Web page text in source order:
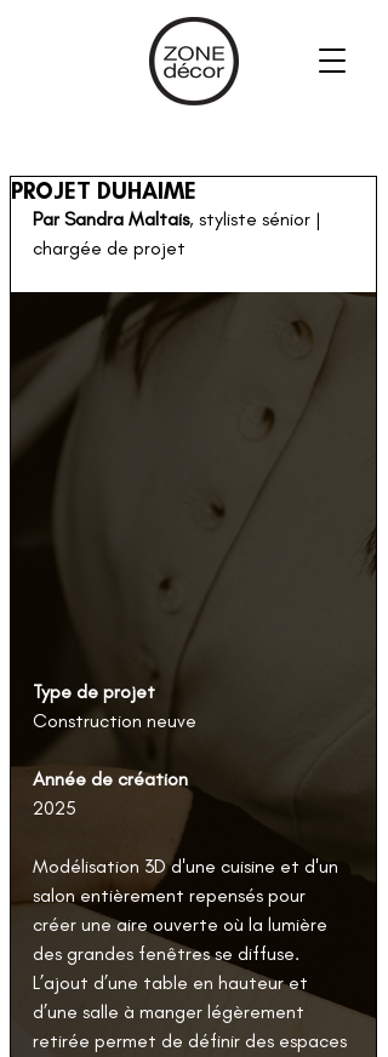
PROJET DUHAIME
Par Sandra Maltais, styliste sénior |
chargée de projet
Type de projet
Construction neuve
Année de création
2025
Modélisation 3D d'une cuisine et d'un
salon entièrement repensés pour
créer une aire ouverte où la lumière
des grandes fenêtres se diffuse.
L’ajout d’une table en hauteur et
d’une salle à manger légèrement
retirée permet de définir des espaces